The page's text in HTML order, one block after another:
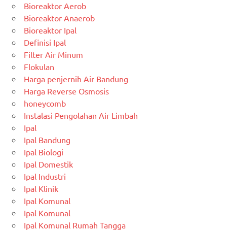
Bioreaktor Aerob
Bioreaktor Anaerob
Bioreaktor Ipal
Definisi Ipal
Filter Air Minum
Flokulan
Harga penjernih Air Bandung
Harga Reverse Osmosis
honeycomb
Instalasi Pengolahan Air Limbah
Ipal
Ipal Bandung
Ipal Biologi
Ipal Domestik
Ipal Industri
Ipal Klinik
Ipal Komunal
Ipal Komunal
Ipal Komunal Rumah Tangga